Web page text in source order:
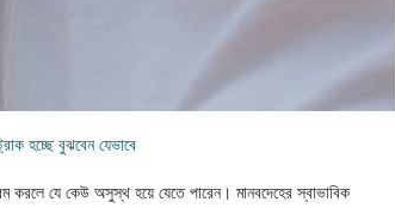
হচ্ছে বুঝবেন যেভাবে
করলে যে কেউ অসুস্থ হয়ে যেতে পারেন। মানবদেহের স্বাভাবিক